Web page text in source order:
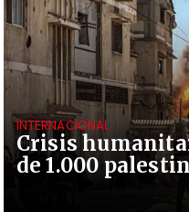
Crisis
de 1.000
INTERNACIONAL